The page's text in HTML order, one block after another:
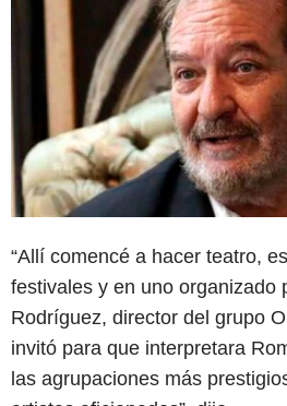
“Allí comencé a hacer teatro,
festivales y en uno organizado
Rodríguez, director del grupo
invitó para que interpretara
las agrupaciones más